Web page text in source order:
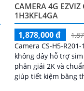
CAMERA 4G EZVIZ
1H3KFL4GA
1,878,000 ₫
Camera CS-H5-R201-
không dây hỗ trợ
phân giải 2K và
giúp tiết kiệm băng